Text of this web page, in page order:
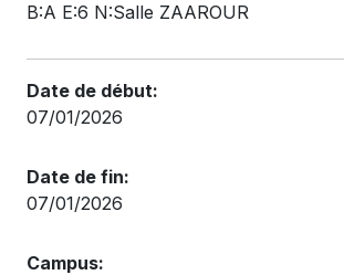
B:A E:6 N:Salle ZAAROUR
Date de début:
07/01/2026
Date de fin:
07/01/2026
Campus: